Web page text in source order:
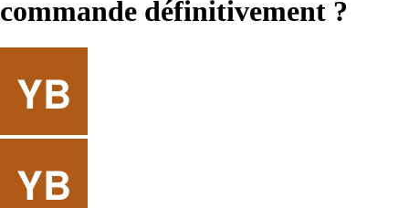
commande définitivement ?